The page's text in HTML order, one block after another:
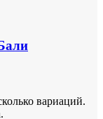
вариаций.